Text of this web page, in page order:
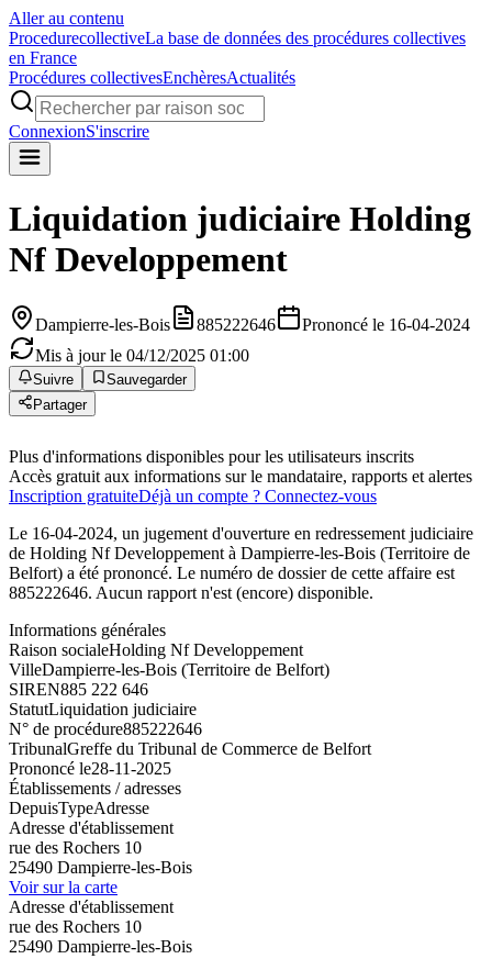
Aller au contenu
ProcedurecollectiveLa base de données des procédures collectives
en France
Procédures collectivesEnchèresActualités
ConnexionS'inscrire
Liquidation judiciaire Holding
Nf Developpement
Dampierre-les-Bois 885222646
Prononcé le 16-04-2024
Mis à jour le 04/12/2025 01:00
Suivre
Sauvegarder
Partager
Plus d'informations disponibles pour les utilisateurs inscrits
Accès gratuit aux informations sur le mandataire, rapports et alertes
Inscription gratuiteDéjà un compte ? Connectez-vous
Le 16-04-2024, un jugement d'ouverture en redressement judiciaire
de Holding Nf Developpement à Dampierre-les-Bois (Territoire de
Belfort) a été prononcé. Le numéro de dossier de cette affaire est
885222646. Aucun rapport n'est (encore) disponible.
Informations générales
Raison socialeHolding Nf Developpement
VilleDampierre-les-Bois (Territoire de Belfort)
SIREN885 222 646
StatutLiquidation judiciaire
N° de procédure885222646
TribunalGreffe du Tribunal de Commerce de Belfort
Prononcé le28-11-2025
Établissements / adresses
DepuisTypeAdresse
Adresse d'établissement
rue des Rochers 10
25490 Dampierre-les-Bois
Voir sur la carte
Adresse d'établissement
rue des Rochers 10
25490 Dampierre-les-Bois